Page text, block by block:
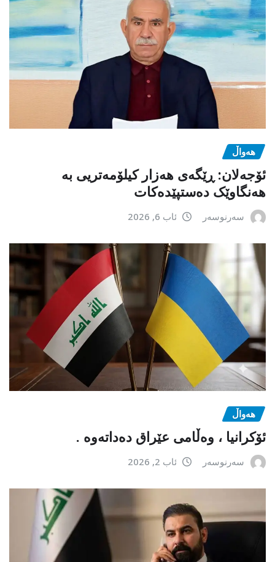
هەواڵ
ئۆجەلان: ڕێگەی هەزار کیلۆمەتریی بە
هەنگاوێک دەستپێدەکات
سەرنوسەر ئاب 6, 2026
هەواڵ
ئۆکرانیا ، وەڵامی عێراق دەداتەوە .
سەرنوسەر ئاب 2, 2026